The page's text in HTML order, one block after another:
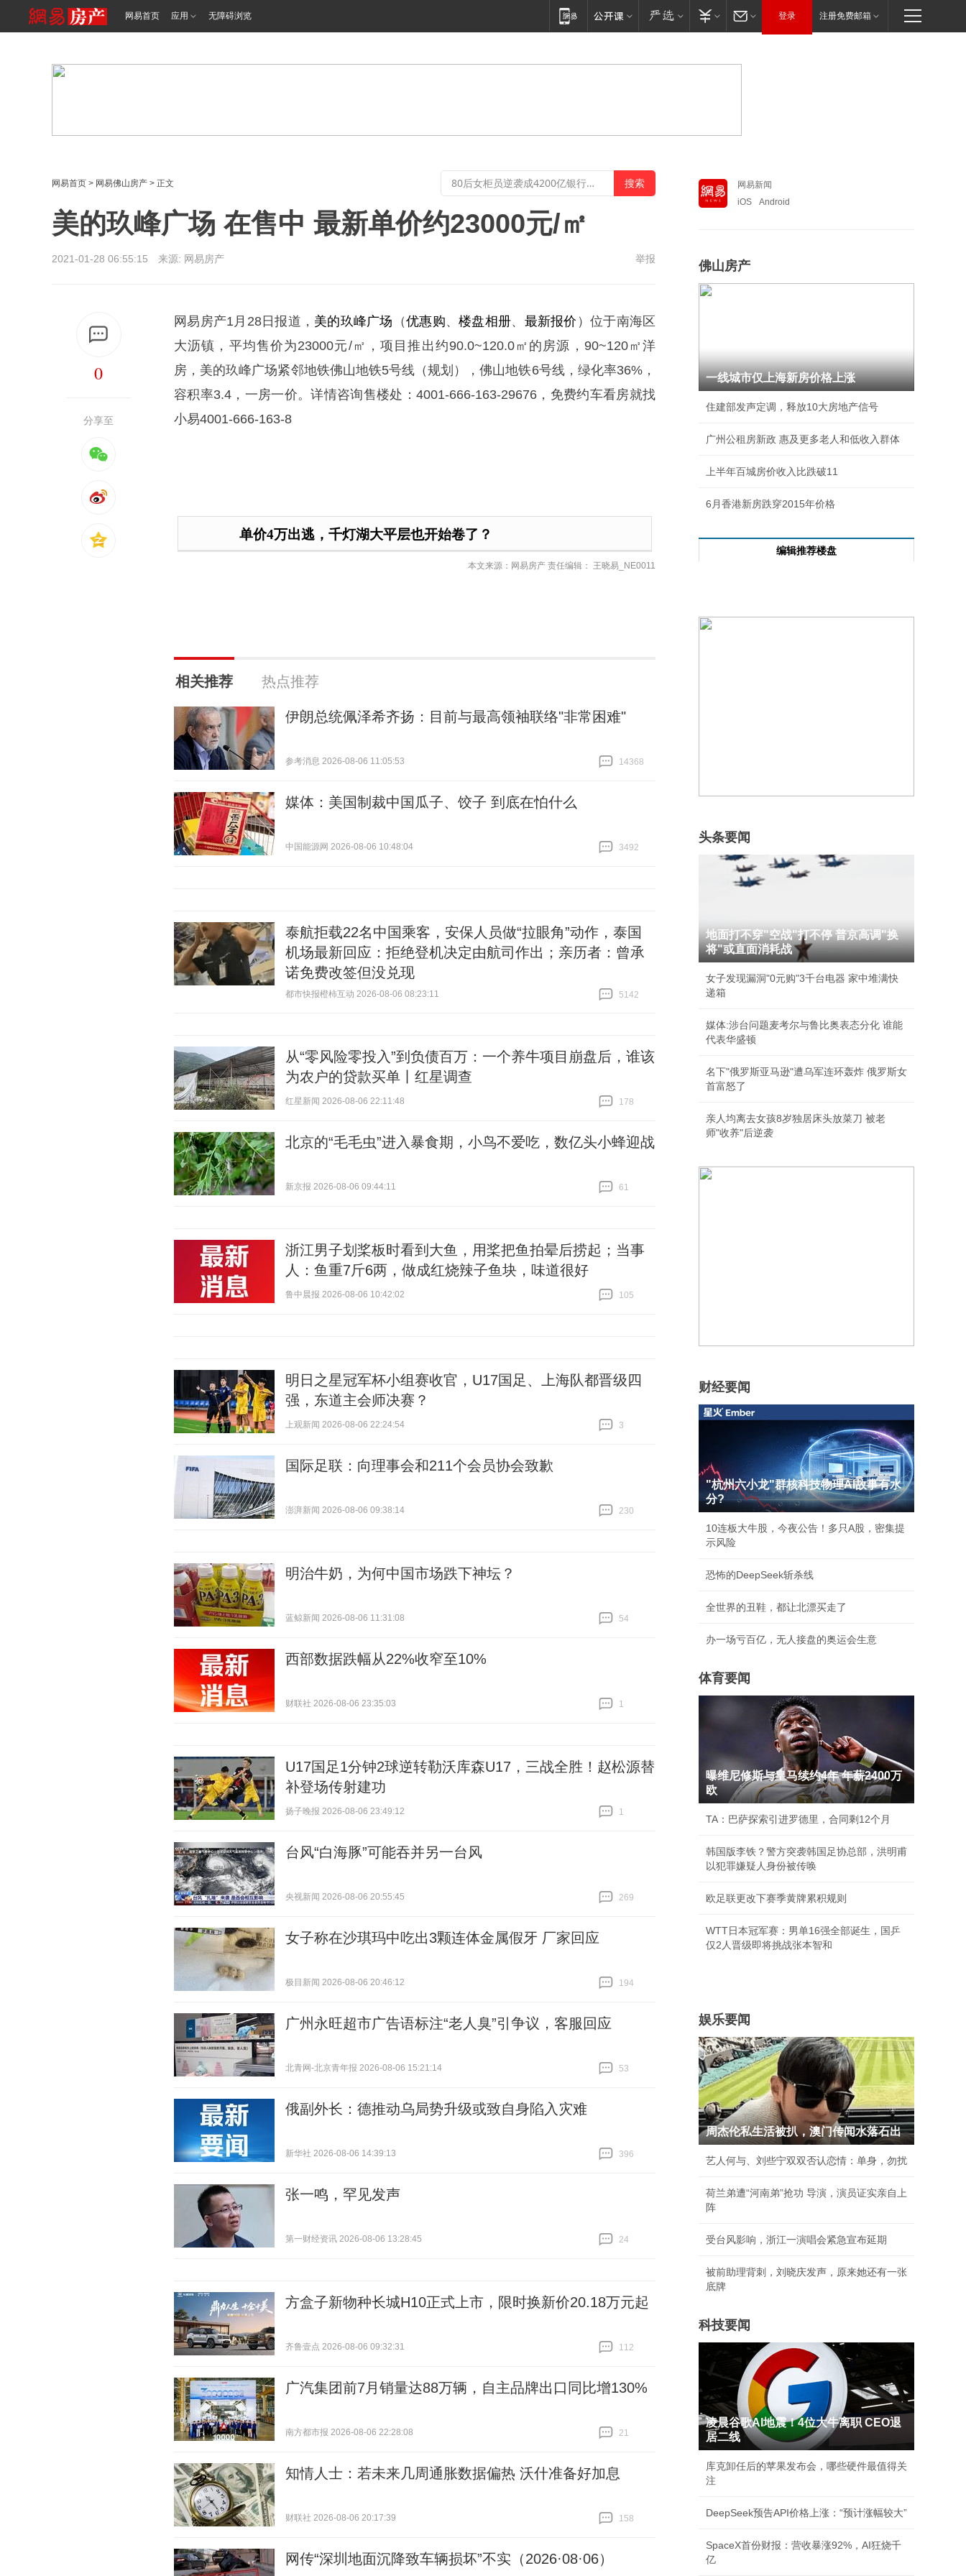
网易首页 应用 无障碍浏览 登录 注册免费邮箱
网易首页 > 网易佛山房产 > 正文
美的玖峰广场 在售中 最新单价约23000元/㎡
2021-01-28 06:55:15 来源: 网易房产 举报
0
分享至
网易房产1月28日报道， 美的玖峰广场 （优惠购、楼盘相册、 最新报价 ）位于南海区
大沥镇，平均售价为23000元/㎡，项目推出约90.0~120.0㎡的房源，90~120㎡洋
房，美的玖峰广场紧邻地铁佛山地铁5号线（规划），佛山地铁6号线，绿化率36%，
容积率3.4，一房一价。详情咨询售楼处：4001-666-163-29676，免费约车看房就找
小易4001-666-163-8
单价4万出逃，千灯湖大平层也开始卷了？
本文来源：网易房产 责任编辑： 王晓易_NE0011
相关推荐 热点推荐
伊朗总统佩泽希齐扬：目前与最高领袖联络"非常困难"
参考消息 2026-08-06 11:05:53
14368
媒体：美国制裁中国瓜子、饺子 到底在怕什么
中国能源网 2026-08-06 10:48:04
3492
泰航拒载22名中国乘客，安保人员做“拉眼角”动作，泰国
机场最新回应：拒绝登机决定由航司作出；亲历者：曾承
诺免费改签但没兑现
都市快报橙柿互动 2026-08-06 08:23:11
5142
从“零风险零投入”到负债百万：一个养牛项目崩盘后，谁该
为农户的贷款买单丨红星调查
红星新闻 2026-08-06 22:11:48
178
北京的“毛毛虫”进入暴食期，小鸟不爱吃，数亿头小蜂迎战
新京报 2026-08-06 09:44:11
61
浙江男子划桨板时看到大鱼，用桨把鱼拍晕后捞起；当事
人：鱼重7斤6两，做成红烧辣子鱼块，味道很好
鲁中晨报 2026-08-06 10:42:02
105
明日之星冠军杯小组赛收官，U17国足、上海队都晋级四
强，东道主会师决赛？
上观新闻 2026-08-06 22:24:54
3
国际足联：向理事会和211个会员协会致歉
澎湃新闻 2026-08-06 09:38:14
230
明治牛奶，为何中国市场跌下神坛？
蓝鲸新闻 2026-08-06 11:31:08
54
西部数据跌幅从22%收窄至10%
财联社 2026-08-06 23:35:03
1
U17国足1分钟2球逆转勒沃库森U17，三战全胜！赵松源替
补登场传射建功
扬子晚报 2026-08-06 23:49:12
1
台风“白海豚”可能吞并另一台风
央视新闻 2026-08-06 20:55:45
269
女子称在沙琪玛中吃出3颗连体金属假牙 厂家回应
极目新闻 2026-08-06 20:46:12
194
广州永旺超市广告语标注“老人臭”引争议，客服回应
北青网-北京青年报 2026-08-06 15:21:14
53
俄副外长：德推动乌局势升级或致自身陷入灾难
新华社 2026-08-06 14:39:13
396
张一鸣，罕见发声
第一财经资讯 2026-08-06 13:28:45
24
方盒子新物种长城H10正式上市，限时换新价20.18万元起
齐鲁壹点 2026-08-06 09:32:31
112
广汽集团前7月销量达88万辆，自主品牌出口同比增130%
南方都市报 2026-08-06 22:28:08
21
知情人士：若未来几周通胀数据偏热 沃什准备好加息
财联社 2026-08-06 20:17:39
158
网传“深圳地面沉降致车辆损坏”不实（2026·08·06）
网易新闻
iOS
Android
佛山房产
一线城市仅上海新房价格上涨
住建部发声定调，释放10大房地产信号
广州公租房新政 惠及更多老人和低收入群体
上半年百城房价收入比跌破11
6月香港新房跌穿2015年价格
编辑推荐楼盘
头条要闻
地面打不穿"空战"打不停 普京高调"换
将"或直面消耗战
女子发现漏洞"0元购"3千台电器 家中堆满快
递箱
媒体:涉台问题麦考尔与鲁比奥表态分化 谁能
代表华盛顿
名下"俄罗斯亚马逊"遭乌军连环轰炸 俄罗斯女
首富怒了
亲人均离去女孩8岁独居床头放菜刀 被老
师"收养"后逆袭
财经要闻
"杭州六小龙"群核科技物理AI故事有水
分?
10连板大牛股，今夜公告！多只A股，密集提
示风险
恐怖的DeepSeek斩杀线
全世界的丑鞋，都让北漂买走了
办一场亏百亿，无人接盘的奥运会生意
体育要闻
曝维尼修斯与皇马续约4年 年薪2400万
欧
TA：巴萨探索引进罗德里，合同剩12个月
韩国版李铁？警方突袭韩国足协总部，洪明甫
以犯罪嫌疑人身份被传唤
欧足联更改下赛季黄牌累积规则
WTT日本冠军赛：男单16强全部诞生，国乒
仅2人晋级即将挑战张本智和
娱乐要闻
周杰伦私生活被扒，澳门传闻水落石出
艺人何与、刘些宁双双否认恋情：单身，勿扰
荷兰弟遭“河南弟”抢功 导演，演员证实亲自上
阵
受台风影响，浙江一演唱会紧急宣布延期
被前助理背刺，刘晓庆发声，原来她还有一张
底牌
科技要闻
凌晨谷歌AI地震！4位大牛离职 CEO退
居二线
库克卸任后的苹果发布会，哪些硬件最值得关
注
DeepSeek预告API价格上涨：“预计涨幅较大”
SpaceX首份财报：营收暴涨92%，AI狂烧千
亿